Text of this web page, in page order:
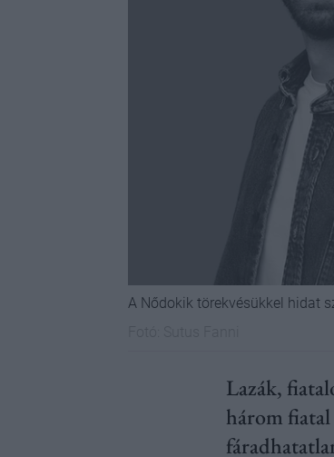
A Nődokik törekvésükkel hidat
Lazák,
három